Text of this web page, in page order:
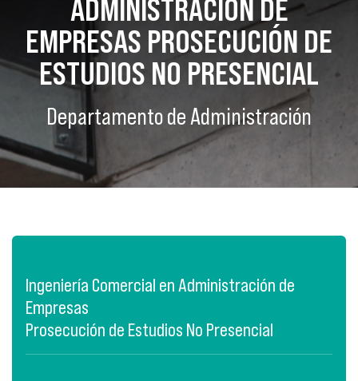
ADMINISTRACIÓN DE
EMPRESAS PROSECUCIÓN DE
ESTUDIOS NO PRESENCIAL
Departamento de Administración
Ingeniería Comercial en Administración de
Empresas
Prosecución de Estudios No Presencial